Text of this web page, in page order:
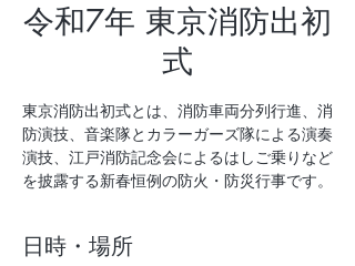
令和7年 東京消防出初
式
東京消防出初式とは、消防車両分列行進、消
防演技、音楽隊とカラーガーズ隊による演奏
演技、江戸消防記念会によるはしご乗りなど
を披露する新春恒例の防火・防災行事です。
日時・場所